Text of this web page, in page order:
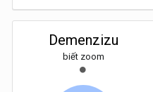
Demenzizu
biết zoom